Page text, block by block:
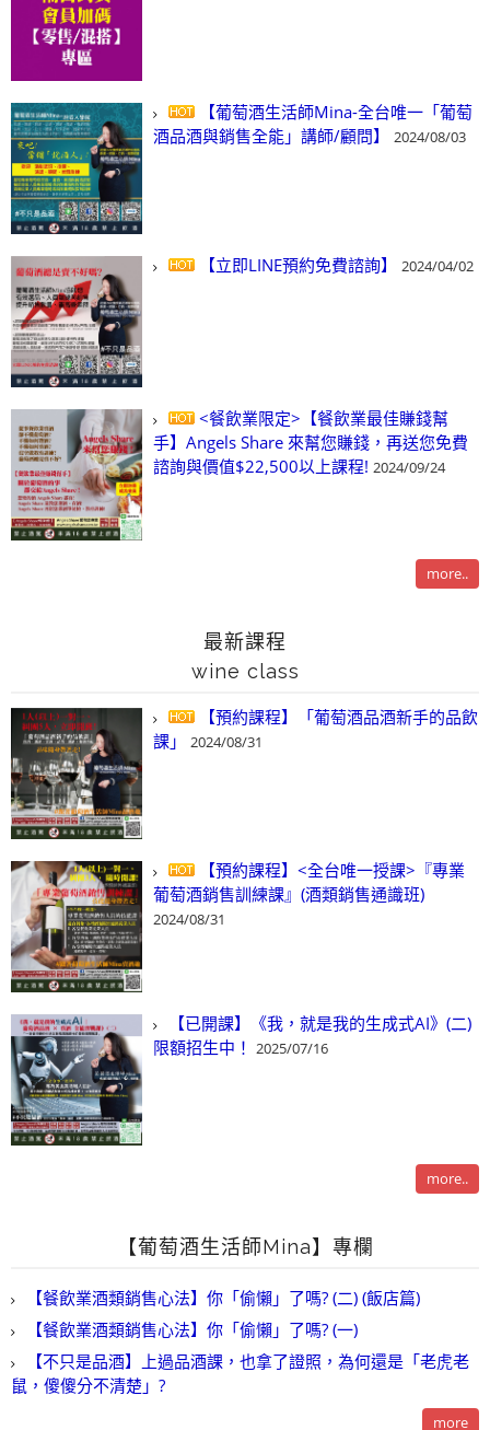
【葡萄酒生活師Mina-全台唯一「葡萄
酒品酒與銷售全能」講師/顧問】
2024/08/03
【立即LINE預約免費諮詢】 2024/04/02
<餐飲業限定>【餐飲業最佳賺錢幫
手】Angels Share 來幫您賺錢，再送您免費
諮詢與價值$22,500以上課程! 2024/09/24
more..
最新課程
wine class
【預約課程】「葡萄酒品酒新手的品飲
課」
2024/08/31
【預約課程】<全台唯一授課>『專業
葡萄酒銷售訓練課』(酒類銷售通識班)
2024/08/31
【已開課】《我，就是我的生成式AI》(二)
限額招生中！ 2025/07/16
more..
【葡萄酒生活師Mina】專欄
【餐飲業酒類銷售心法】你「偷懶」了嗎? (二) (飯店篇)
【餐飲業酒類銷售心法】你「偷懶」了嗎? (一)
【不只是品酒】上過品酒課，也拿了證照，為何還是「老虎老
鼠，傻傻分不清楚」?
more